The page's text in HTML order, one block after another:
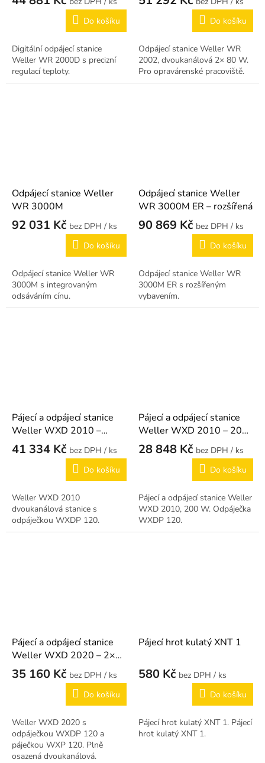
Do košíku
Digitální odpájecí stanice
Weller WR 2000D s precizní
regulací teploty.
Do košíku
Odpájecí stanice Weller WR
2002, dvoukanálová 2× 80 W.
Pro opravárenské pracoviště.
Odpájecí stanice Weller
WR 3000M
92 031 Kč
/ ks
Do košíku
Odpájecí stanice Weller WR
3000M s integrovaným
odsáváním cínu.
Odpájecí stanice Weller
WR 3000M ER – rozšířená
90 869 Kč
/ ks
Do košíku
Odpájecí stanice Weller WR
3000M ER s rozšířeným
vybavením.
Pájecí a odpájecí stanice
Weller WXD 2010 –
(varianta)
41 334 Kč
/ ks
Do košíku
Weller WXD 2010
dvoukanálová stanice s
odpáječkou WXDP 120.
Pájecí a odpájecí stanice
Weller WXD 2010 – 200
W
28 848 Kč
/ ks
Do košíku
Pájecí a odpájecí stanice Weller
WXD 2010, 200 W. Odpáječka
WXDP 120.
Pájecí a odpájecí stanice
Weller WXD 2020 – 2×
200 W
35 160 Kč
/ ks
Do košíku
Weller WXD 2020 s
odpáječkou WXDP 120 a
páječkou WXP 120. Plně
osazená dvoukanálová.
Pájecí hrot kulatý XNT 1
580 Kč
/ ks
Do košíku
Pájecí hrot kulatý XNT 1. Pájecí
hrot kulatý XNT 1.